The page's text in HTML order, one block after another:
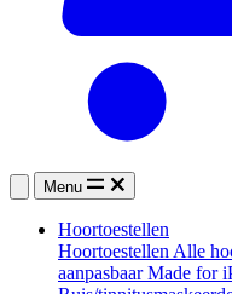
Menu
Hoortoestellen
HoortoestellenAlle
aanpasbaarMade for